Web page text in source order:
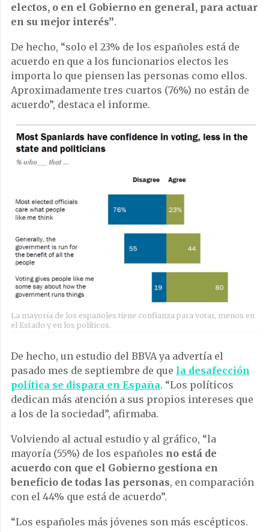
electos, o en el Gobierno en general, para actuar
en su mejor interés”.
De hecho, “solo el 23% de los españoles está de
acuerdo en que a los funcionarios electos les
importa lo que piensen las personas como ellos.
Aproximadamente tres cuartos (76%) no están de
acuerdo”, destaca el informe.
La mayoría de los españoles tiene confianza para votar, menos en
el Estado y en los políticos.
De hecho, un estudio del BBVA ya advertía el
pasado mes de septiembre de que la desafección
política se dispara en España. “Los políticos
dedican más atención a sus propios intereses que
a los de la sociedad”, afirmaba.
Volviendo al actual estudio y al gráfico, “la
mayoría (55%) de los españoles no está de
acuerdo con que el Gobierno gestiona en
beneficio de todas las personas, en comparación
con el 44% que está de acuerdo”.
“Los españoles más jóvenes son más escépticos.